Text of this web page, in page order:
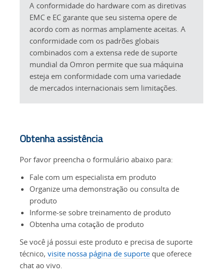
A conformidade do hardware com as diretivas
EMC e EC garante que seu sistema opere de
acordo com as normas amplamente aceitas. A
conformidade com os padrões globais
combinados com a extensa rede de suporte
mundial da Omron permite que sua máquina
esteja em conformidade com uma variedade
de mercados internacionais sem limitações.
Obtenha assistência
Por favor preencha o formulário abaixo para:
Fale com um especialista em produto
Organize uma demonstração ou consulta de
produto
Informe-se sobre treinamento de produto
Obtenha uma cotação de produto
Se você já possui este produto e precisa de suporte
técnico, visite nossa página de suporte que oferece
chat ao vivo.